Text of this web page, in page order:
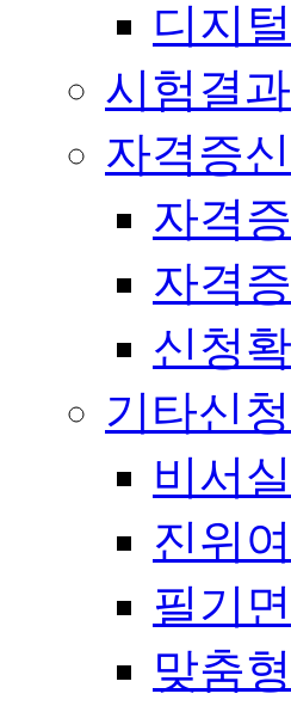
디지
시험결과
자격증
자격
자격
신청
기타신
비서
진위
필기
맞춤